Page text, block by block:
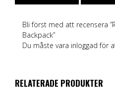
Bli först med att recensera
Backpack”
Du måste vara inloggad för
RELATERADE PRODUKTER